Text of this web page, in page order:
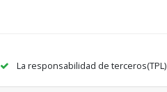
La responsabilidad de terceros(TPL)